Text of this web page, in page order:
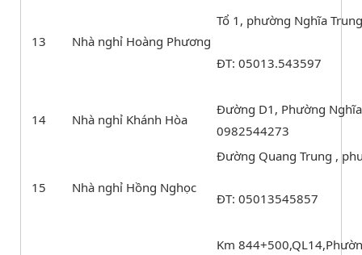
13 Nhà nghỉ Hoàng Phương
Tổ 1, phường Nghĩa Trung
ĐT: 05013.543597
14 Nhà nghỉ Khánh Hòa
Đường D1, Phường
0982544273
15 Nhà nghỉ Hồng Nghọc
Đường Quang Trung ,
ĐT: 05013545857
Km